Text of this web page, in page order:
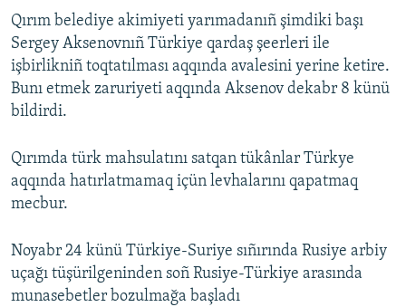
Qırım belediye akimiyeti yarımadanıñ şimdiki başı
Sergey Aksenovnıñ Türkiye qardaş şeerleri ile
işbirlikniñ toqtatılması aqqında avalesini yerine ketire.
Bunı etmek zaruriyeti aqqında Aksenov dekabr 8 künü
bildirdi.
Qırımda türk mahsulatını satqan tükânlar Türkye
aqqında hatırlatmamaq içün levhalarını qapatmaq
mecbur.
Noyabr 24 künü Türkiye-Suriye sıñırında Rusiye arbiy
uçağı tüşürilgeninden soñ Rusiye-Türkiye arasında
munasebetler bozulmağa başladı